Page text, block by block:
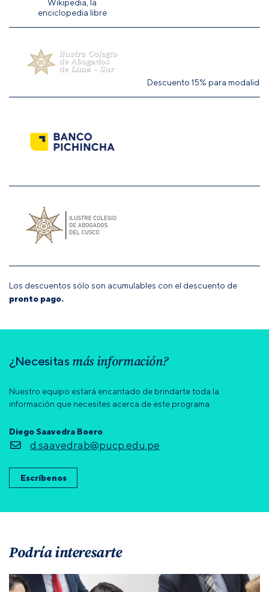
Descuento 15% para
Los descuentos sólo son acumulables con el descuento de
pronto pago.
¿Necesitas más información?
Nuestro equipo estará encantado de brindarte toda la
información que necesites acerca de este programa.
Diego Saavedra Boero
d.saavedrab@pucp.edu.pe
Escríbenos
Podría interesarte